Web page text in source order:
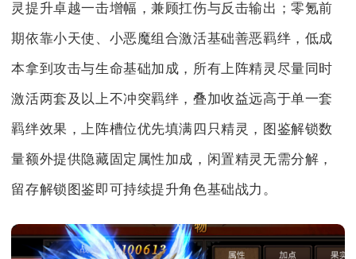
灵提升卓越一击增幅，兼顾扛伤与反击输出；零氪前
期依靠小天使、小恶魔组合激活基础善恶羁绊，低成
本拿到攻击与生命基础加成，所有上阵精灵尽量同时
激活两套及以上不冲突羁绊，叠加收益远高于单一套
羁绊效果，上阵槽位优先填满四只精灵，图鉴解锁数
量额外提供隐藏固定属性加成，闲置精灵无需分解，
留存解锁图鉴即可持续提升角色基础战力。